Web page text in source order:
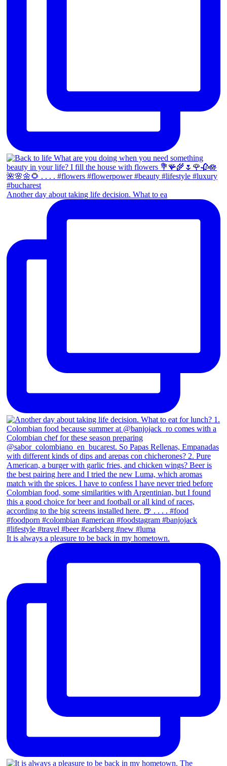
Another day about taking life decision. What to ea
It is always a pleasure to be back in my hometown.